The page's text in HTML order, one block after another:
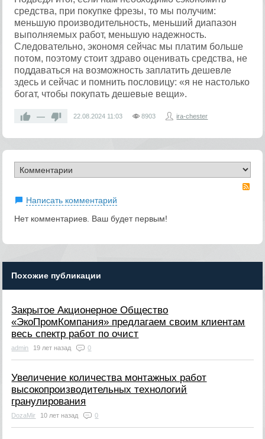
средства, при покупке фрезы, то мы получим:
меньшую производительность, меньший диапазон
выполняемых работ, меньшую надежность.
Следовательно, экономя сейчас мы платим больше
потом, поэтому стоит здраво оценивать средства, не
поддаваться на возможность заплатить дешевле
здесь и сейчас и помнить пословицу: «я не настолько
богат, чтобы покупать дешевые вещи».
— 22.08.2024 11:03 8903 ira-chester
Написать комментарий
Нет комментариев. Ваш будет первым!
Похожие публикации
Закрытое Акционерное Общество
«ЭкоПромКомпания» предлагаем своим клиентам
весь спектр работ по очист
admin 19 лет назад 0
Увеличение количества монтажных работ
высокопроизводительных технологий
гранулирования
DozaMir 10 лет назад 0